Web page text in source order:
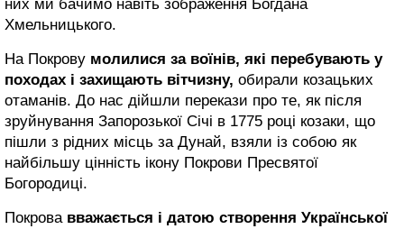
них ми бачимо навіть зображення Богдана
Хмельницького.
На Покрову молилися за воїнів, які перебувають у
походах і захищають вітчизну, обирали козацьких
отаманів. До нас дійшли перекази про те, як після
зруйнування Запорозької Січі в 1775 році козаки, що
пішли з рідних місць за Дунай, взяли із собою як
найбільшу цінність ікону Покрови Пресвятої
Богородиці.
Покрова вважається і датою створення Української